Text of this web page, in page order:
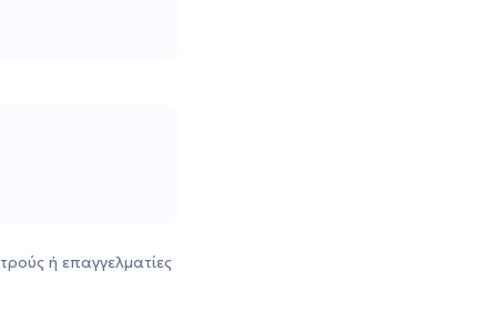
ή επαγγελματίες